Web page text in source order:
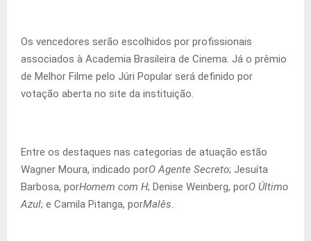
Os vencedores serão escolhidos por profissionais
associados à Academia Brasileira de Cinema. Já o prêmio
de Melhor Filme pelo Júri Popular será definido por
votação aberta no site da instituição.
Entre os destaques nas categorias de atuação estão
Wagner Moura, indicado porO Agente Secreto; Jesuíta
Barbosa, porHomem com H; Denise Weinberg, porO Último
Azul; e Camila Pitanga, porMalês